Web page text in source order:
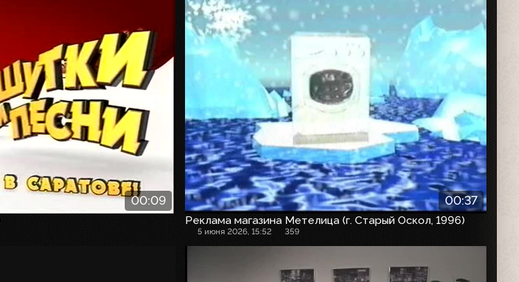
00:09 00:37
Реклама магазина Метелица (г. Старый Оскол, 1996)
5 июня 2026, 15:52 359